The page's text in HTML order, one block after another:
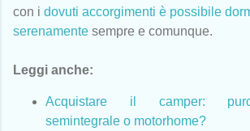
con i dovuti accorgimenti è possibile
serenamente sempre e comunque.
Leggi anche:
Acquistare il camper:
semintegrale o motorhome?